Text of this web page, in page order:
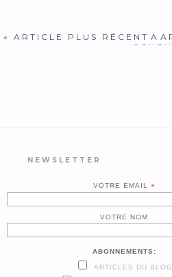
« ARTICLE PLUS RÉCENT A
CCUEIL
NEWSLETTER
VOTRE EMAIL *
VOTRE NOM
ABONNEMENTS:
ARTICLES DU BLOG